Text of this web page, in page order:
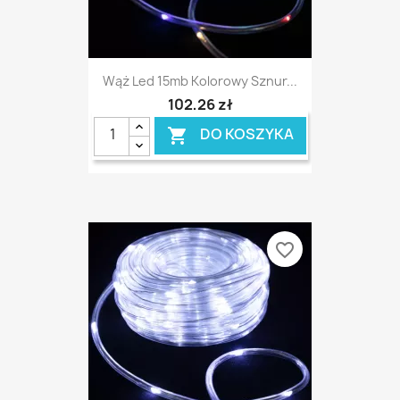
Wąż Led 15mb Kolorowy Sznur...
102,26 zł
 DO KOSZYKA
favorite_border